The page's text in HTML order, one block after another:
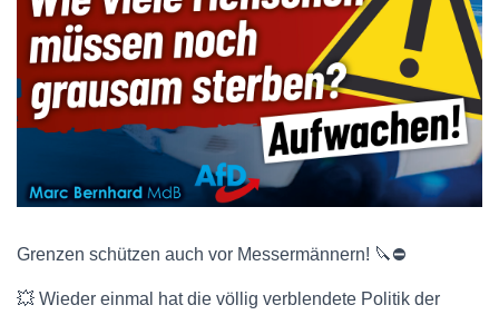
Grenzen schützen auch vor Messermännern! 🔪⛔
💥 Wieder einmal hat die völlig verblendete Politik der